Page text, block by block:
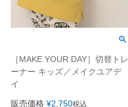
［MAKE YOUR DAY］切替トレ
ーナー キッズ／メイクユアデ
イ
販売価格 ¥2,750税込